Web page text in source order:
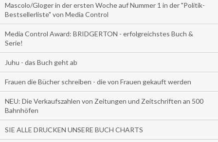
Mascolo/Gloger in der ersten Woche auf Nummer 1 in der "Politik-
Bestsellerliste" von Media Control
Media Control Award: BRIDGERTON - erfolgreichstes Buch &
Serie!
Juhu - das Buch geht ab
Frauen die Bücher schreiben - die von Frauen gekauft werden
NEU: Die Verkaufszahlen von Zeitungen und Zeitschriften an 500
Bahnhöfen
SIE ALLE DRUCKEN UNSERE BUCH CHARTS